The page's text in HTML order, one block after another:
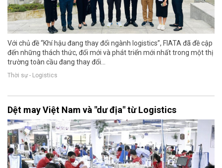
Với chủ đề “Khí hậu đang thay đổi ngành logistics”, FIATA đã đề cập
đến những thách thức, đổi mới và phát triển mới nhất trong một thị
trường toàn cầu đang thay đổi...
Thời sự - Logistics
Dệt may Việt Nam và "dư địa" từ Logistics